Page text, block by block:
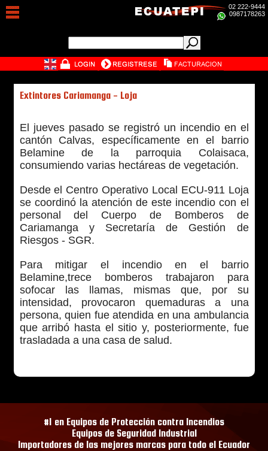
02 222-9444
0987178263
Extintores Cariamanga - Loja
El jueves pasado se registró un incendio en el
cantón Calvas, específicamente en el barrio
Belamine de la parroquia Colaisaca,
consumiendo varias hectáreas de vegetación.
Desde el Centro Operativo Local ECU-911 Loja
se coordinó la atención de este incendio con el
personal del Cuerpo de Bomberos de
Cariamanga y Secretaría de Gestión de
Riesgos - SGR.
Para mitigar el incendio en el barrio
Belamine,trece bomberos trabajaron para
sofocar las llamas, mismas que, por su
intensidad, provocaron quemaduras a una
persona, quien fue atendida en una ambulancia
que arribó hasta el sitio y, posteriormente, fue
trasladada a una casa de salud.
#1 en Equipos de Protección contra Incendios
Equipos de Seguridad Industrial
Importadores de las mejores marcas para todo el Ecuador